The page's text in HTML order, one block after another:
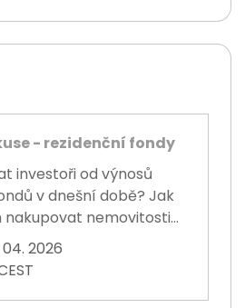
- rezidenční fondy
investoři od výnosů
v dnešní době? Jak
nemovitosti...
2026